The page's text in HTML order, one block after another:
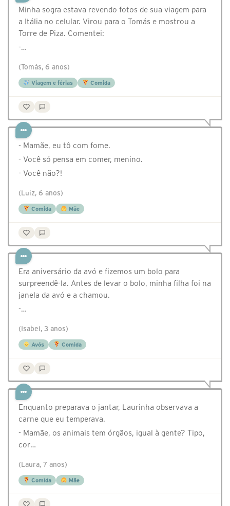
Minha sogra estava revendo fotos de sua viagem para
a Itália no celular. Virou para o Tomás e mostrou a
Torre de Piza. Comentei:
-…
(Tomás, 6 anos)
Viagem e férias Comida
- Mamãe, eu tô com fome.
- Você só pensa em comer, menino.
- Você não?!
(Luiz, 6 anos)
Comida Mãe
Era aniversário da avó e fizemos um bolo para
surpreendê-la. Antes de levar o bolo, minha filha foi na
janela da avó e a chamou.
-…
(Isabel, 3 anos)
Avós Comida
Enquanto preparava o jantar, Laurinha observava a
carne que eu temperava.
- Mamãe, os animais tem órgãos, igual à gente? Tipo,
cor…
(Laura, 7 anos)
Comida Mãe